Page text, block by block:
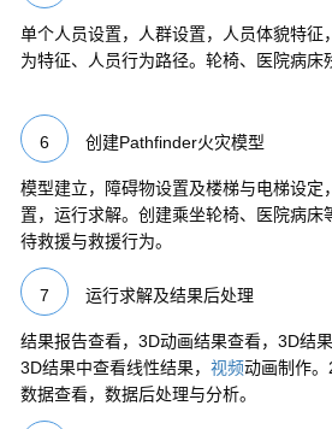
单个人员设置，人群设置，人员体貌特征
为特征、人员行为路径。轮椅、医院病床
6 创建Pathfinder火灾模型
模型建立，障碍物设置及楼梯与电梯设定
置，运行求解。创建乘坐轮椅、医院病床
待救援与救援行为。
7 运行求解及结果后处理
结果报告查看，3D动画结果查看，3D结
3D结果中查看线性结果， 视频动画制作
数据查看，数据后处理与分析。